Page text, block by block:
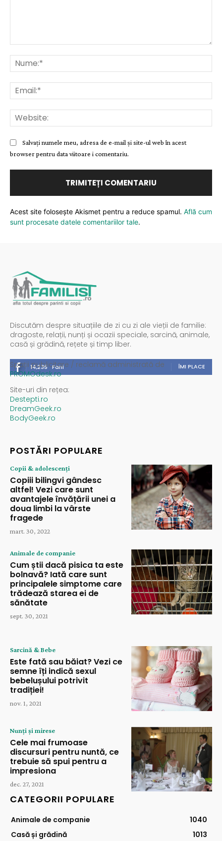
Salvați numele meu, adresa de e-mail și site-ul web în acest
browser pentru data viitoare i comentariu.
Acest site folosește Akismet pentru a reduce spamul. Află cum
sunt procesate datele comentariilor tale.
Discutăm despre situațiile de zi cu zi ale vieții de familie:
dragoste, relații, nunți și ocazii speciale, sarcină, animale,
casă și grădină, rețete și timp liber.
14,235 Fani ÎMI PLACE
Spații publicitare / reclamă administrată de
PROMOdesk.ro
Site-uri din rețea:
Destepti.ro
DreamGeek.ro
BodyGeek.ro
POSTĂRI POPULARE
Copii & adolescenți
Copiii bilingvi gândesc
altfel! Vezi care sunt
avantajele învățării unei a
doua limbi la vârste
fragede
mart. 30, 2022
Animale de companie
Cum știi dacă pisica ta este
bolnavă? Iată care sunt
principalele simptome care
trădează starea ei de
sănătate
sept. 30, 2021
Sarcină & Bebe
Este fată sau băiat? Vezi ce
semne îți indică sexul
bebelușului potrivit
tradiției!
nov. 1, 2021
Nunți și mirese
Cele mai frumoase
discursuri pentru nuntă, ce
trebuie să spui pentru a
impresiona
dec. 27, 2021
CATEGORII POPULARE
Animale de companie
1040
Casă și grădină
1013